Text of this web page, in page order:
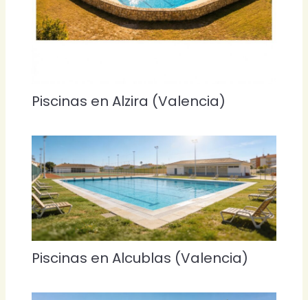
Piscinas en Alzira (Valencia)
Piscinas en Alcublas (Valencia)